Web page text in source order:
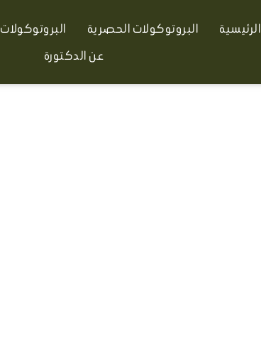
الرئيسية البروتوكولات الحصرية البروتوكولات
عن الدكتورة